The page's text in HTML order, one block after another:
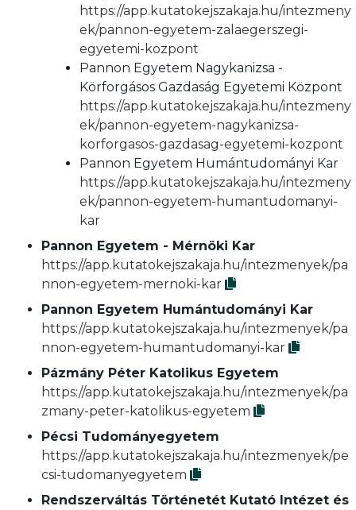
https://app.kutatokejszakaja.hu/intezmeny
ek/pannon-egyetem-zalaegerszegi-
egyetemi-kozpont
Pannon Egyetem Nagykanizsa -
Körforgásos Gazdaság Egyetemi Központ
https://app.kutatokejszakaja.hu/intezmeny
ek/pannon-egyetem-nagykanizsa-
korforgasos-gazdasag-egyetemi-kozpont
Pannon Egyetem Humántudományi Kar
https://app.kutatokejszakaja.hu/intezmeny
ek/pannon-egyetem-humantudomanyi-
kar
Pannon Egyetem - Mérnöki Kar
https://app.kutatokejszakaja.hu/intezmenyek/pa
nnon-egyetem-mernoki-kar
Pannon Egyetem Humántudományi Kar
https://app.kutatokejszakaja.hu/intezmenyek/pa
nnon-egyetem-humantudomanyi-kar
Pázmány Péter Katolikus Egyetem
https://app.kutatokejszakaja.hu/intezmenyek/pa
zmany-peter-katolikus-egyetem
Pécsi Tudományegyetem
https://app.kutatokejszakaja.hu/intezmenyek/pe
csi-tudomanyegyetem
Rendszerváltás Történetét Kutató Intézet és